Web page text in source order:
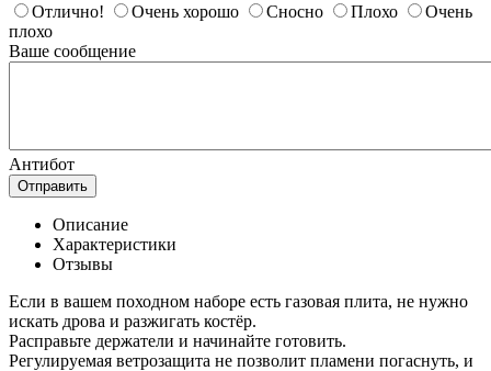
Отлично! Очень хорошо Сносно Плохо
Очень
плохо
Ваше сообщение
Антибот
Отправить
Описание
Характеристики
Отзывы
Если в вашем походном наборе есть газовая плита, не нужно
искать дрова и разжигать костёр.
Расправьте держатели и начинайте готовить.
Регулируемая ветрозащита не позволит пламени погаснуть, и